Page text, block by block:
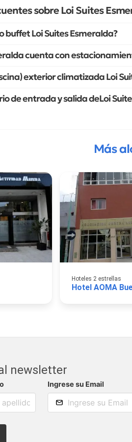
sobre Loi Suites
buffet Loi Suites Esmeralda?
cuenta con
exterior climatizada Loi
de entrada y salida deLoi
Más
Hoteles 2 estrellas
newsletter
Ingrese su Email